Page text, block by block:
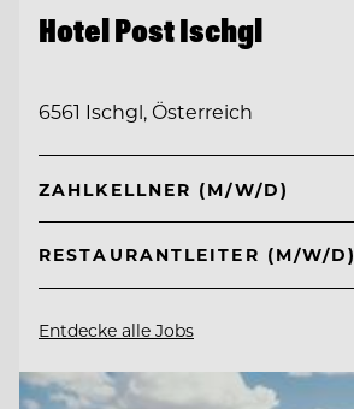
Hotel Post Ischgl
6561 Ischgl, Österreich
ZAHLKELLNER (M/W/D)
RESTAURANTLEITER (M/W/D)
Entdecke alle Jobs